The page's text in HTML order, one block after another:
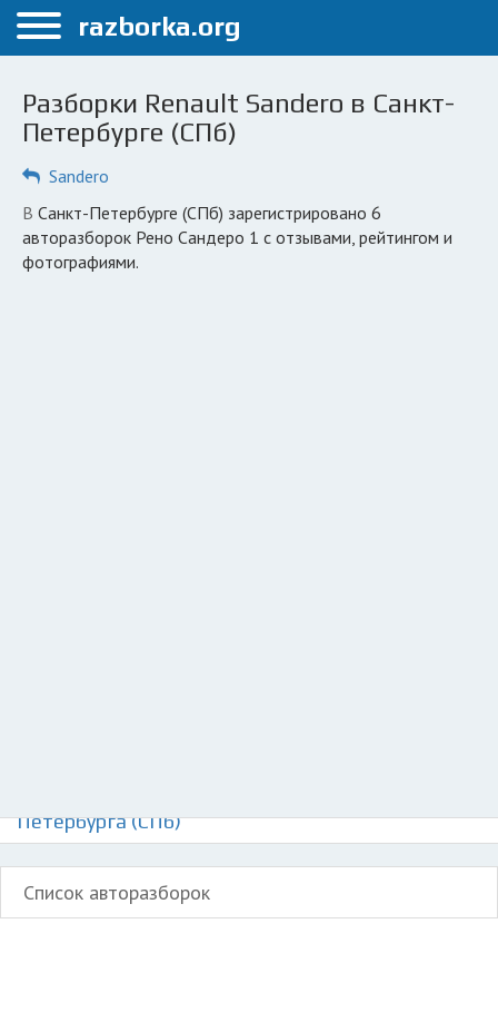
Меню
Санкт-Петербург
Автосервисы
Разборки Renault Sandero в Санкт-
Петербурге (СПб)
Sandero
в Санкт-Петербурге (СПб) зарегистрировано 6
авторазборок Рено Сандеро 1 с отзывами, рейтингом и
фотографиями.
Петербурга (СПб)
Список авторазборок
razborka.org